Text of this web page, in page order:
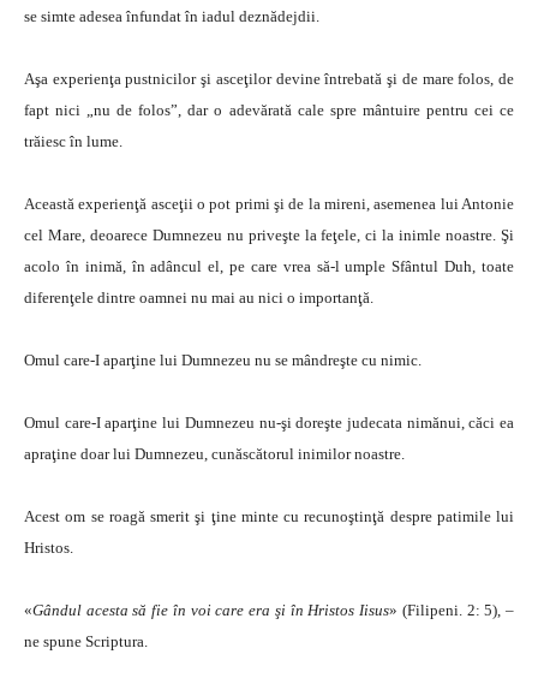
se simte adesea înfundat în iadul deznădejdii.
Aşa experienţa pustnicilor şi asceţilor devine întrebată şi de mare folos, de
fapt nici „nu de folos”, dar o adevărată cale spre mântuire pentru cei ce
trăiesc în lume.
Această experienţă asceţii o pot primi şi de la mireni, asemenea lui Antonie
cel Mare, deoarece Dumnezeu nu priveşte la feţele, ci la inimle noastre. Şi
acolo în inimă, în adâncul el, pe care vrea să-l umple Sfântul Duh, toate
diferenţele dintre oamnei nu mai au nici o importanţă.
Omul care-I aparţine lui Dumnezeu nu se mândreşte cu nimic.
Omul care-I aparţine lui Dumnezeu nu-şi doreşte judecata nimănui, căci ea
apraţine doar lui Dumnezeu, cunăscătorul inimilor noastre.
Acest om se roagă smerit şi ţine minte cu recunoştinţă despre patimile lui
Hristos.
«Gândul acesta să fie în voi care era şi în Hristos Iisus» (Filipeni. 2: 5), –
ne spune Scriptura.